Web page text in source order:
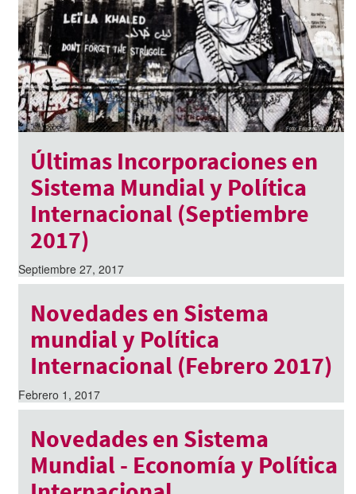
Últimas Incorporaciones en
Sistema Mundial y Política
Internacional (Septiembre
2017)
Septiembre 27, 2017
Novedades en Sistema
mundial y Política
Internacional (Febrero 2017)
Febrero 1, 2017
Novedades en Sistema
Mundial - Economía y Política